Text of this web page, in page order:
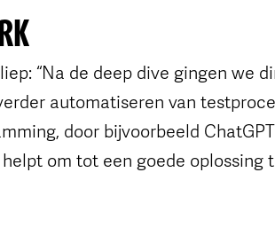
“Na de deep dive gingen we
automatiseren van
door bijvoorbeeld
om tot een goede oplossing